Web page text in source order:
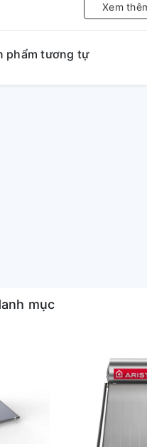
Xem
phẩm tương tự
mục